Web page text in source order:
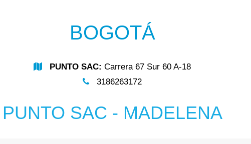
BOGOTÁ
PUNTO SAC: Carrera 67 Sur 60 A-18
3186263172
PUNTO SAC - MADELENA